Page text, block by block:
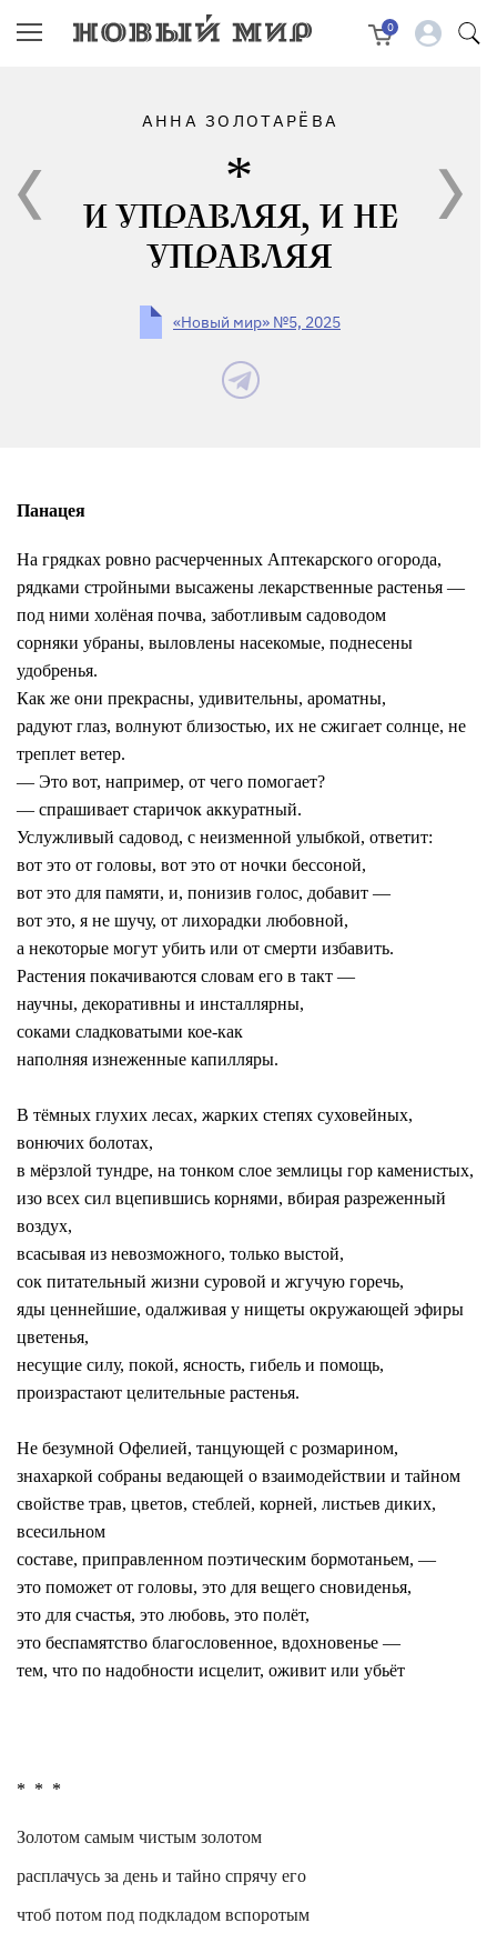
0
АННА ЗОЛОТАРЁВА
И УПРАВЛЯЯ, И НЕ
УПРАВЛЯЯ
«Новый мир» №5, 2025
Панацея
На грядках ровно расчерченных Аптекарского огорода,
рядками стройными высажены лекарственные растенья —
под ними холёная почва, заботливым садоводом
сорняки убраны, выловлены насекомые, поднесены
удобренья.
Как же они прекрасны, удивительны, ароматны,
радуют глаз, волнуют близостью, их не сжигает солнце, не
треплет ветер.
— Это вот, например, от чего помогает?
— спрашивает старичок аккуратный.
Услужливый садовод, с неизменной улыбкой, ответит:
вот это от головы, вот это от ночки бессоной,
вот это для памяти, и, понизив голос, добавит —
вот это, я не шучу, от лихорадки любовной,
а некоторые могут убить или от смерти избавить.
Растения покачиваются словам его в такт —
научны, декоративны и инсталлярны,
соками сладковатыми кое-как
наполняя изнеженные капилляры.
В тёмных глухих лесах, жарких степях суховейных,
вонючих болотах,
в мёрзлой тундре, на тонком слое землицы гор каменистых,
изо всех сил вцепившись корнями, вбирая разреженный
воздух,
всасывая из невозможного, только выстой,
сок питательный жизни суровой и жгучую горечь,
яды ценнейшие, одалживая у нищеты окружающей эфиры
цветенья,
несущие силу, покой, ясность, гибель и помощь,
произрастают целительные растенья.
Не безумной Офелией, танцующей с розмарином,
знахаркой собраны ведающей о взаимодействии и тайном
свойстве трав, цветов, стеблей, корней, листьев диких,
всесильном
составе, приправленном поэтическим бормотаньем, —
это поможет от головы, это для вещего сновиденья,
это для счастья, это любовь, это полёт,
это беспамятство благословенное, вдохновенье —
тем, что по надобности исцелит, оживит или убьёт
* * *
Золотом самым чистым золотом
расплачусь за день и тайно спрячу его
чтоб потом под подкладом вспоротым